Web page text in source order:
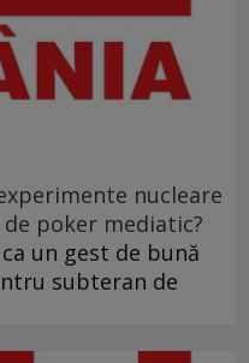
nucleare
poker mediatic?
un gest de bună
subteran de